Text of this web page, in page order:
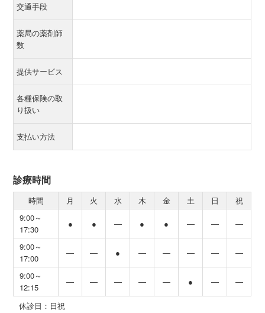
交通手段
薬局の薬剤師
数
提供サービス
各種保険の取
り扱い
支払い方法
診療時間
時間 月 火 水 木 金 土 日
祝
9:00～
17:30
● ● ― ● ● ― ― ―
9:00～
17:00
― ― ● ― ― ― ― ―
9:00～
12:15
― ― ― ― ― ● ― ―
休診日：日祝